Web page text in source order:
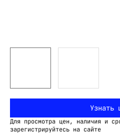
Узнать
Для просмотра цен, наличия и
зарегистрируйтесь на сайте